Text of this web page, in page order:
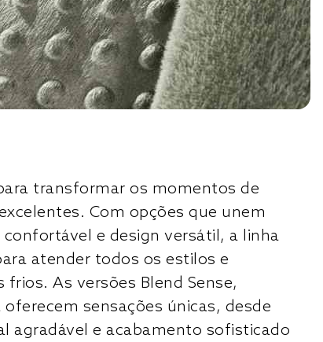
transformar os momentos de
Com opções que unem
e design versátil, a linha
atender todos os estilos e
frios. As versões Blend Sense,
sensações únicas, desde
agradável e acabamento sofisticado